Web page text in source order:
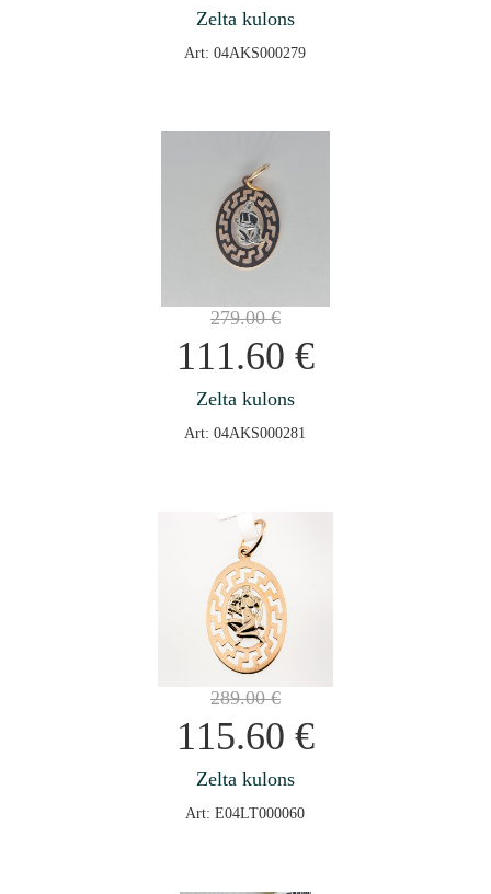
Zelta kulons
Art: 04AKS000279
279.00€
111.60 €
Zelta kulons
Art: 04AKS000281
289.00€
115.60 €
Zelta kulons
Art: E04LT000060